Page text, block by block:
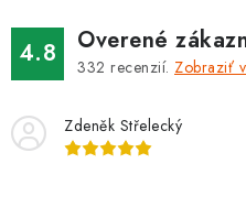
4.8 Overené
332 recenzií. Zobraziť
Zdeněk Střelecký